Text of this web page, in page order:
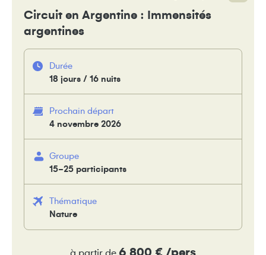
Circuit en Argentine : Immensités
argentines
Durée
18 jours / 16 nuits
Prochain départ
4 novembre 2026
Groupe
15-25 participants
Thématique
Nature
6 800 € /pers